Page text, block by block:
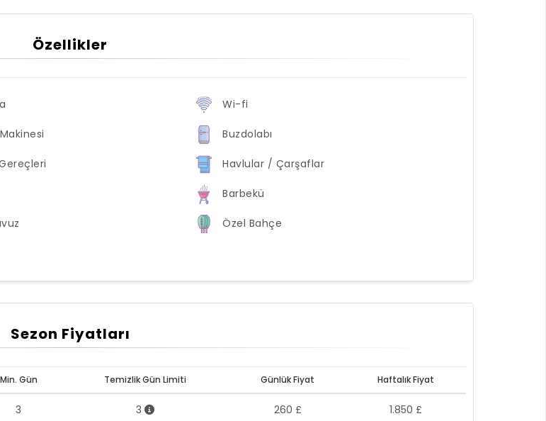
Özellikler
Wi-fi
Buzdolabı
Havlular / Çarşaflar
Barbekü
Özel Bahçe
Sezon Fiyatları
Min. Gün Temizlik Gün Limiti Günlük Fiyat Haftalık Fiyat
3 3 260 £ 1.850 £